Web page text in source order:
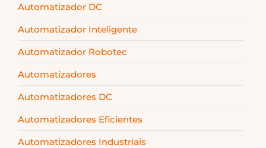
Automatizador DC
Automatizador Inteligente
Automatizador Robotec
Automatizadores
Automatizadores DC
Automatizadores Eficientes
Automatizadores Industriais